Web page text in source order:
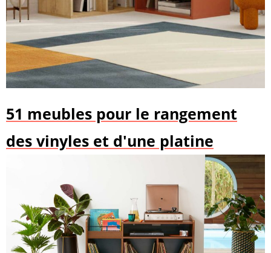
51 meubles pour le rangement
des vinyles et d'une platine